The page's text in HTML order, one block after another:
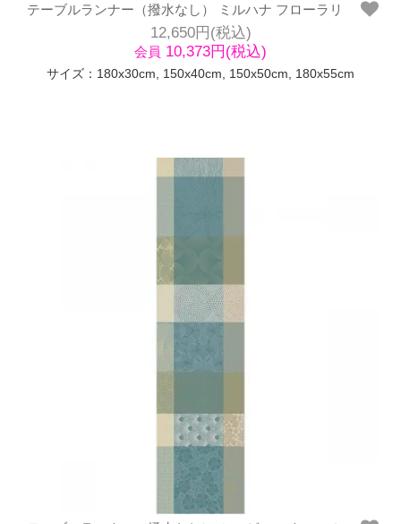
テーブルランナー（撥水なし） ミルハナ フローラリ
12,650円(税込)
会員 10,373円(税込)
サイズ：180x30cm, 150x40cm, 150x50cm, 180x55cm